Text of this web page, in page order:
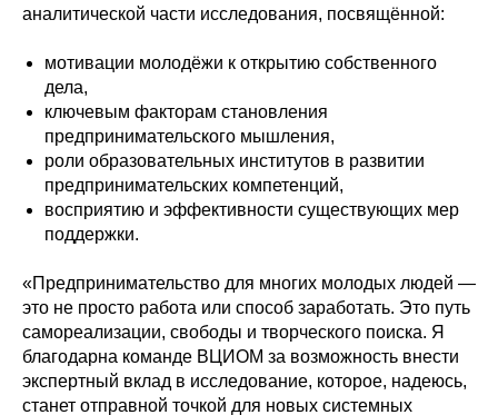
аналитической части исследования, посвящённой:
мотивации молодёжи к открытию собственного
дела,
ключевым факторам становления
предпринимательского мышления,
роли образовательных институтов в развитии
предпринимательских компетенций,
восприятию и эффективности существующих мер
поддержки.
«Предпринимательство для многих молодых людей —
это не просто работа или способ заработать. Это путь
самореализации, свободы и творческого поиска. Я
благодарна команде ВЦИОМ за возможность внести
экспертный вклад в исследование, которое, надеюсь,
станет отправной точкой для новых системных